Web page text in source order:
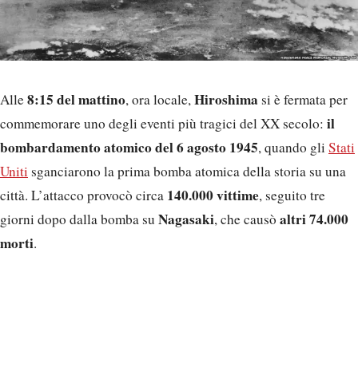
Alle8:15 del mattino, ora locale,Hiroshima si è fermata per
commemorare uno degli eventi più tragici del XX secolo: il
bombardamento atomico del 6 agosto 1945, quando gli Stati
Uniti sganciarono la prima bomba atomica della storia su una
città. L’attacco provocò circa 140.000 vittime, seguito tre
giorni dopo dalla bomba su Nagasaki, che causò altri 74.000
morti.